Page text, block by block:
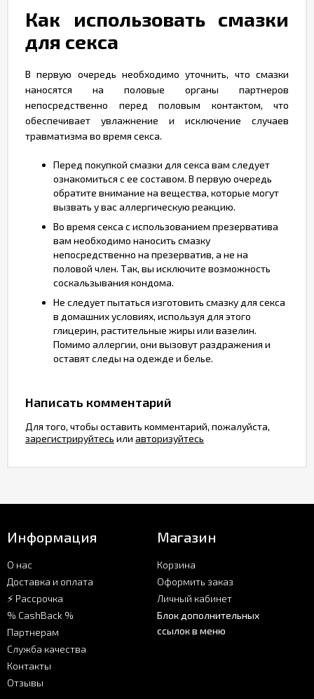
Как использовать смазки
для секса
В первую очередь необходимо уточнить, что смазки
наносятся на половые органы партнеров
непосредственно перед половым контактом, что
обеспечивает увлажнение и исключение случаев
травматизма во время секса.
Перед покупкой смазки для секса вам следует
ознакомиться с ее составом. В первую очередь
обратите внимание на вещества, которые могут
вызвать у вас аллергическую реакцию.
Во время секса с использованием презерватива
вам необходимо наносить смазку
непосредственно на презерватив, а не на
половой член. Так, вы исключите возможность
соскальзывания кондома.
Не следует пытаться изготовить смазку для секса
в домашних условиях, используя для этого
глицерин, растительные жиры или вазелин.
Помимо аллергии, они вызовут раздражения и
оставят следы на одежде и белье.
Написать комментарий
Для того, чтобы оставить комментарий, пожалуйста,
зарегистрируйтесь или авторизуйтесь
Информация
О нас
Доставка и оплата
⚡ Рассрочка
% CashBack %
Партнерам
Служба качества
Контакты
Отзывы
Магазин
Корзина
Оформить заказ
Личный кабинет
Блок дополнительных
ссылок в меню